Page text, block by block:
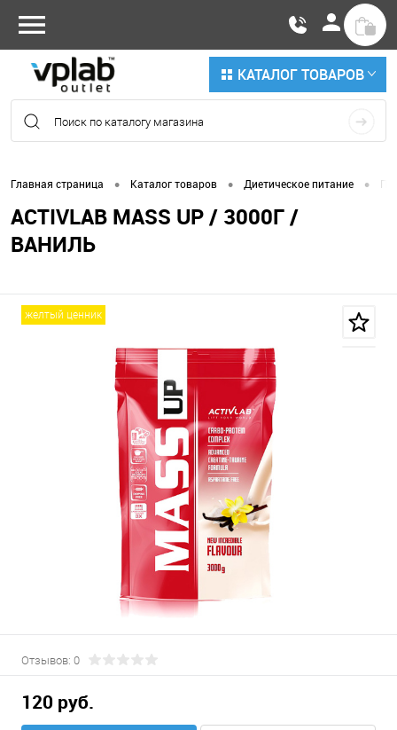
КАТАЛОГ ТОВАРОВ
Главная страница • Каталог товаров • Диетическое питание •
ACTIVLAB MASS UP / 3000Г /
ВАНИЛЬ
желтый ценник
Отзывов: 0
120 руб.